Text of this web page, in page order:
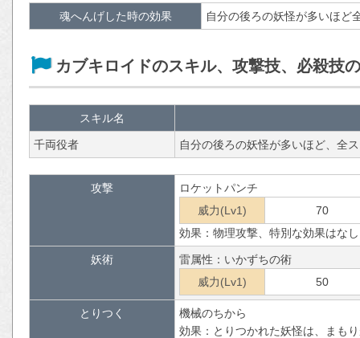
魂へんげした時の効果 自分の後ろの妖怪が多いほど
カブキロイドのスキル、攻撃技、必殺技
スキル名
千両役者 自分の後ろの妖怪が多いほど、全
攻撃
ロケットパンチ
威力(Lv1)
70
効果：物理攻撃、特別な効果はなし
妖術
雷属性：いかずちの術
威力(Lv1)
50
とりつく
機械のちから
効果：とりつかれた妖怪は、まも